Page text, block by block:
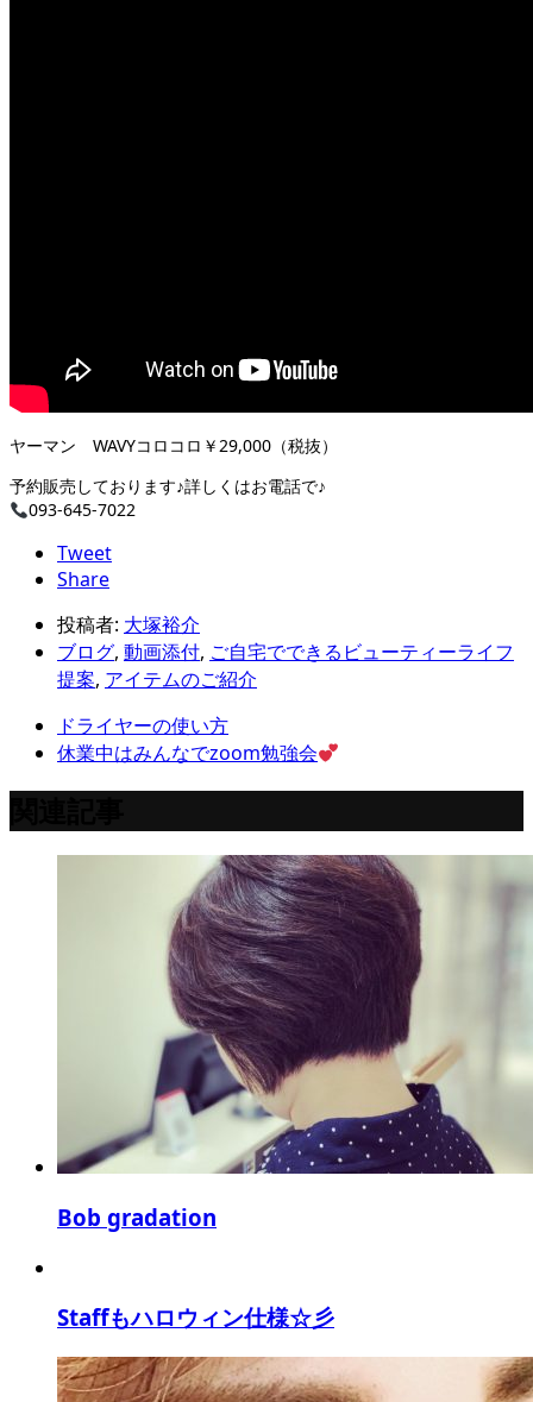
ヤーマン WAVYコロコロ￥29,000（税抜）
予約販売しております♪詳しくはお電話で♪
093-645-7022
Tweet
Share
投稿者: 大塚裕介
ブログ, 動画添付, ご自宅でできるビューティーライフ
提案, アイテムのご紹介
ドライヤーの使い方
休業中はみんなでzoom勉強会
Bob gradation
Staffもハロウィン仕様☆彡